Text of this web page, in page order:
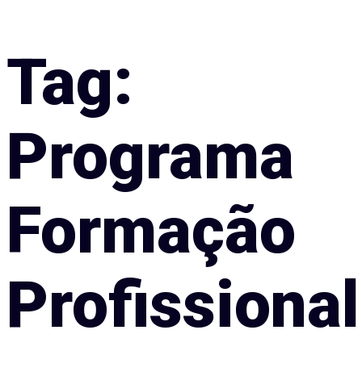
Tag:
Programa
Formação
Profissional